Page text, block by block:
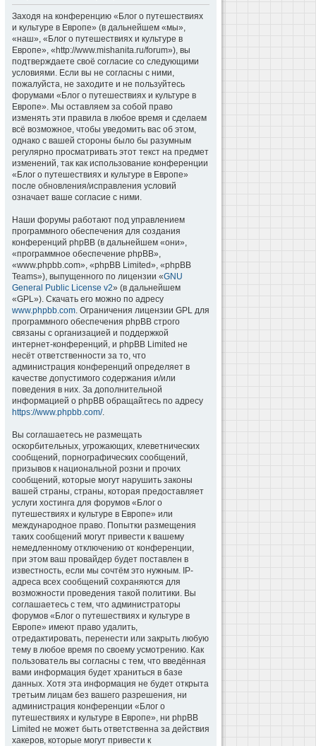
Заходя на конференцию «Блог о путешествиях
и культуре в Европе» (в дальнейшем «мы»,
«наш», «Блог о путешествиях и культуре в
Европе», «http://www.mishanita.ru/forum»), вы
подтверждаете своё согласие со следующими
условиями. Если вы не согласны с ними,
пожалуйста, не заходите и не пользуйтесь
форумами «Блог о путешествиях и культуре в
Европе». Мы оставляем за собой право
изменять эти правила в любое время и сделаем
всё возможное, чтобы уведомить вас об этом,
однако с вашей стороны было бы разумным
регулярно просматривать этот текст на предмет
изменений, так как использование конференции
«Блог о путешествиях и культуре в Европе»
после обновления/исправления условий
означает ваше согласие с ними.
Наши форумы работают под управлением
программного обеспечения для создания
конференций phpBB (в дальнейшем «они»,
«программное обеспечение phpBB»,
«www.phpbb.com», «phpBB Limited», «phpBB
Teams»), выпущенного по лицензии «GNU
General Public License v2» (в дальнейшем
«GPL»). Скачать его можно по адресу
www.phpbb.com. Ограничения лицензии GPL для
программного обеспечения phpBB строго
связаны с организацией и поддержкой
интернет-конференций, и phpBB Limited не
несёт ответственности за то, что
администрация конференций определяет в
качестве допустимого содержания и/или
поведения в них. За дополнительной
информацией о phpBB обращайтесь по адресу
https://www.phpbb.com/.
Вы соглашаетесь не размещать
оскорбительных, угрожающих, клеветнических
сообщений, порнографических сообщений,
призывов к национальной розни и прочих
сообщений, которые могут нарушить законы
вашей страны, страны, которая предоставляет
услуги хостинга для форумов «Блог о
путешествиях и культуре в Европе» или
международное право. Попытки размещения
таких сообщений могут привести к вашему
немедленному отключению от конференции,
при этом ваш провайдер будет поставлен в
известность, если мы сочтём это нужным. IP-
адреса всех сообщений сохраняются для
возможности проведения такой политики. Вы
соглашаетесь с тем, что администраторы
форумов «Блог о путешествиях и культуре в
Европе» имеют право удалить,
отредактировать, перенести или закрыть любую
тему в любое время по своему усмотрению. Как
пользователь вы согласны с тем, что введённая
вами информация будет храниться в базе
данных. Хотя эта информация не будет открыта
третьим лицам без вашего разрешения, ни
администрация конференции «Блог о
путешествиях и культуре в Европе», ни phpBB
Limited не может быть ответственна за действия
хакеров, которые могут привести к